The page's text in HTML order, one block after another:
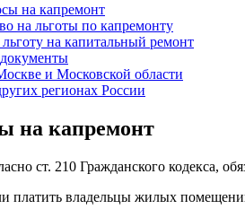
на капремонт
на льготы по капремонту
на капитальный ремонт
и Московской области
регионах России
на капремонт
ст. 210 Гражданского кодекса,
платить владельцы жилых